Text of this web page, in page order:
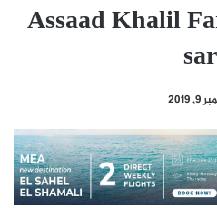
Assaad Khalil
2019